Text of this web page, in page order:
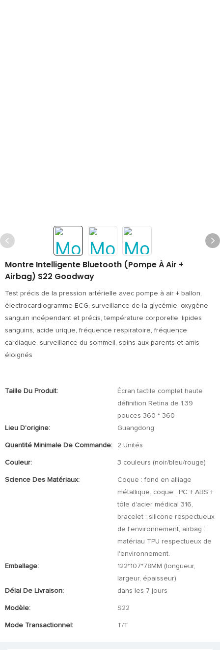
Montre Intelligente Bluetooth (pompe À Air +
Airbag) S22 Goodway
Test précis de la pression artérielle avec pompe à air + ballon,
électrocardiogramme ECG, surveillance de la glycémie, oxygène
sanguin indépendant et précis, température corporelle, lipides
sanguins, acide urique, fréquence respiratoire, fréquence
cardiaque, surveillance du sommeil, soins aux parents et amis
éloignés
Taille Du Produit:
Écran tactile complet haute
définition Retina de 1,39
pouces 360 * 360
Lieu D'origine:
Guangdong
Quantité Minimale De Commande: 2 Unités
Couleur: 3 couleurs (noir/bleu/rouge)
Science Des Matériaux:
Coque : fond en alliage
métallique. coque : PC + ABS +
tôle d'acier médical 316,
bracelet : silicone respectueux
de l'environnement, airbag :
matériau TPU respectueux de
l'environnement.
Emballage:
122*107*78MM (longueur,
largeur, épaisseur)
Délai De Livraison:
dans les 7 jours
Modèle: S22
Mode Transactionnel: T/T